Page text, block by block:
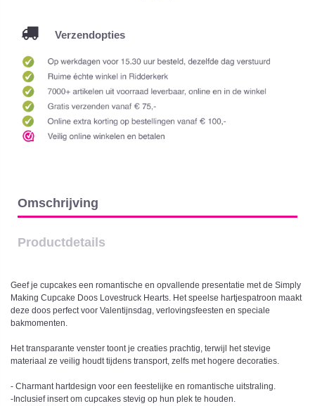
Verzendopties
Omschrijving
Productdetails
Geef je cupcakes een romantische en opvallende presentatie met de Simply
Making Cupcake Doos Lovestruck Hearts. Het speelse hartjespatroon maakt
deze doos perfect voor Valentijnsdag, verlovingsfeesten en speciale
bakmomenten.
Het transparante venster toont je creaties prachtig, terwijl het stevige
materiaal ze veilig houdt tijdens transport, zelfs met hogere decoraties.
- Charmant hartdesign voor een feestelijke en romantische uitstraling.
-Inclusief insert om cupcakes stevig op hun plek te houden.